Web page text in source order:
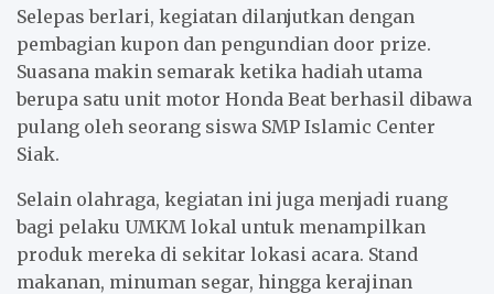
Selepas berlari, kegiatan dilanjutkan dengan
pembagian kupon dan pengundian door prize.
Suasana makin semarak ketika hadiah utama
berupa satu unit motor Honda Beat berhasil dibawa
pulang oleh seorang siswa SMP Islamic Center
Siak.
Selain olahraga, kegiatan ini juga menjadi ruang
bagi pelaku UMKM lokal untuk menampilkan
produk mereka di sekitar lokasi acara. Stand
makanan, minuman segar, hingga kerajinan